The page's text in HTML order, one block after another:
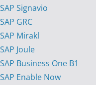
SAP Signavio
SAP GRC
SAP Mirakl
SAP Joule
SAP Business One B1
SAP Enable Now